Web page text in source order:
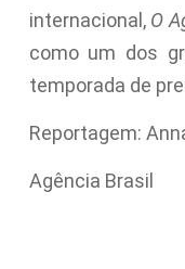
internacional, O
como um dos
temporada de
Reportagem:
Agência Brasil